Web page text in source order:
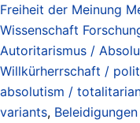
Freiheit der Meinung
Wissenschaft
Autoritarismus /
Willkürherrschaft /
absolutism /
variants,